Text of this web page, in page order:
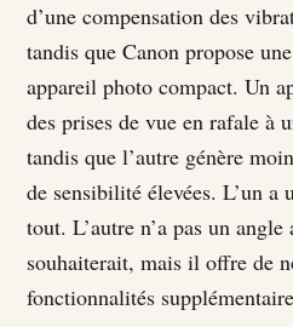
d’une compensation des
tandis que Canon propose
appareil photo compact. Un
des prises de vue en rafale à
tandis que l’autre génère
de sensibilité élevées. L’un a
tout. L’autre n’a pas un angle
souhaiterait, mais il offre de
fonctionnalités